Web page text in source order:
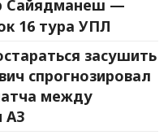
Сайядманеш —
16 тура УПЛ
засушить
спрогнозировал
между
АЗ